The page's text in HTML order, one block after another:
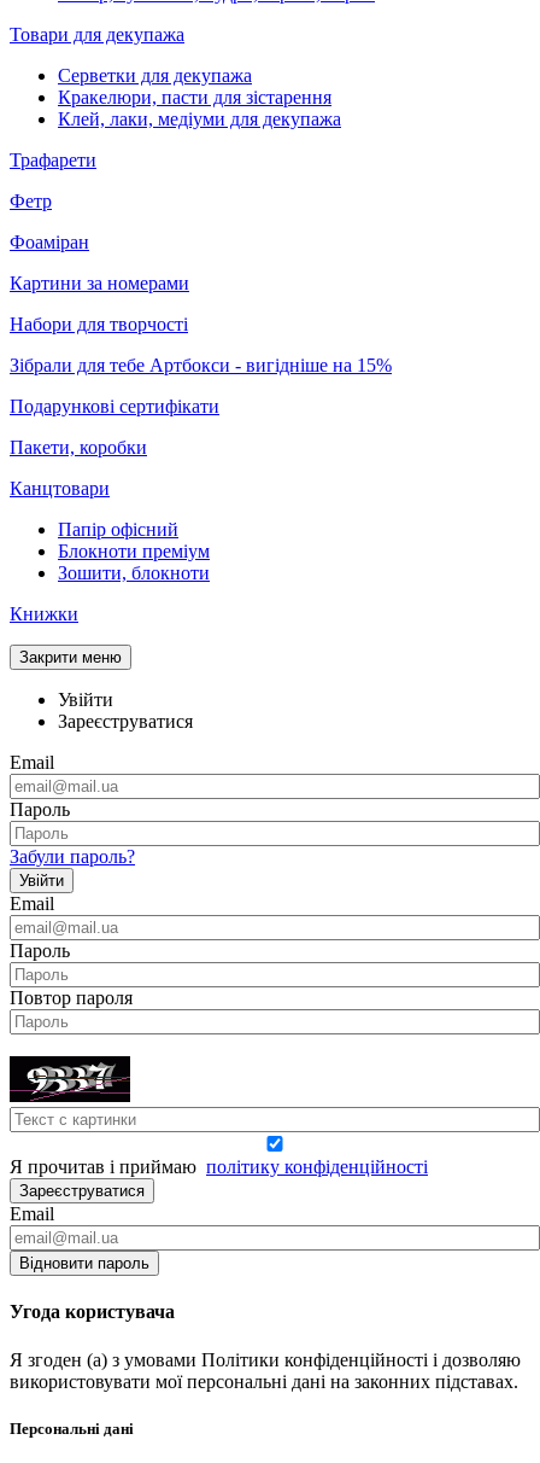
Товари для декупажа
Серветки для декупажа
Кракелюри, пасти для зістарення
Клей, лаки, медіуми для декупажа
Трафарети
Фетр
Фоаміран
Картини за номерами
Набори для творчості
Зібрали для тебе Артбокси - вигідніше на 15%
Подарункові сертифікати
Пакети, коробки
Канцтовари
Папір офісний
Блокноти преміум
Зошити, блокноти
Книжки
Закрити меню
Увійти
Зареєструватися
Email
Пароль
Забули пароль?
Увійти
Email
Пароль
Повтор пароля
Я прочитав і приймаю політику конфіденційності
Зареєструватися
Email
Відновити пароль
Угода користувача
Я згоден (а) з умовами Політики конфіденційності і дозволяю
використовувати мої персональні дані на законних підставах.
Персональні дані